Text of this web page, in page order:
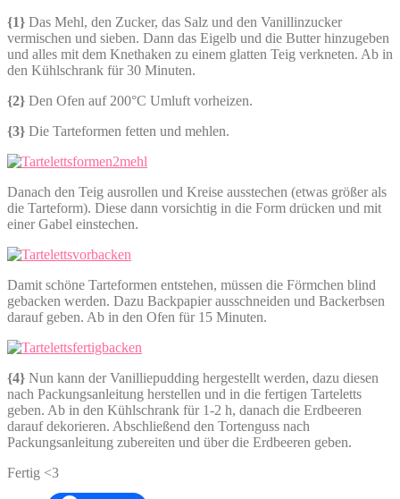
{1} Das Mehl, den Zucker, das Salz und den Vanillinzucker
vermischen und sieben. Dann das Eigelb und die Butter hinzugeben
und alles mit dem Knethaken zu einem glatten Teig verkneten. Ab in
den Kühlschrank für 30 Minuten.
{2} Den Ofen auf 200°C Umluft vorheizen.
{3} Die Tarteformen fetten und mehlen.
Danach den Teig ausrollen und Kreise ausstechen (etwas größer als
die Tarteform). Diese dann vorsichtig in die Form drücken und mit
einer Gabel einstechen.
Damit schöne Tarteformen entstehen, müssen die Förmchen blind
gebacken werden. Dazu Backpapier ausschneiden und Backerbsen
darauf geben. Ab in den Ofen für 15 Minuten.
{4} Nun kann der Vanilliepudding hergestellt werden, dazu diesen
nach Packungsanleitung herstellen und in die fertigen Tarteletts
geben. Ab in den Kühlschrank für 1-2 h, danach die Erdbeeren
darauf dekorieren. Abschließend den Tortenguss nach
Packungsanleitung zubereiten und über die Erdbeeren geben.
Fertig <3